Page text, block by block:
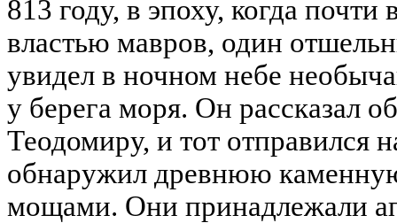
813 году, в эпоху, когда
властью мавров, один
увидел в ночном небе
у берега моря. Он рассказал
Теодомиру, и тот отправился
обнаружил древнюю
мощами. Они принадлежали